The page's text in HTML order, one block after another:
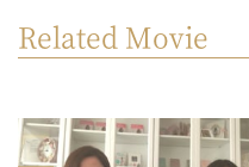
Related Movie